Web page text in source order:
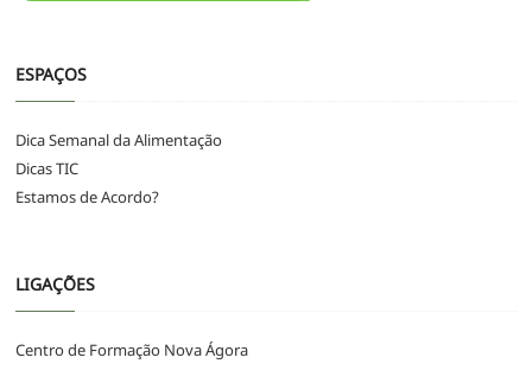
ESPAÇOS
Dica Semanal da Alimentação
Dicas TIC
Estamos de Acordo?
LIGAÇÕES
Centro de Formação Nova Ágora